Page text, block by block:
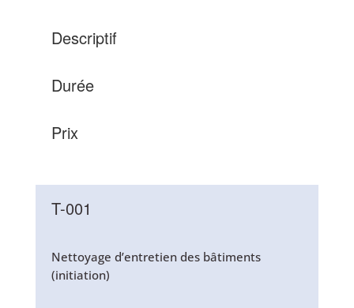
Descriptif
Durée
Prix
T-001
Nettoyage d’entretien des bâtiments
(initiation)